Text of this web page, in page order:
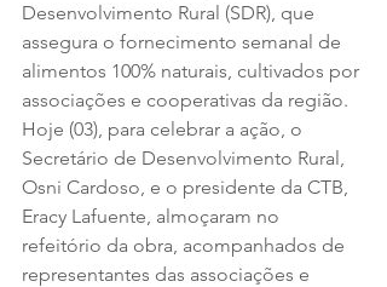
Desenvolvimento Rural (SDR), que
assegura o fornecimento semanal de
alimentos 100% naturais, cultivados por
associações e cooperativas da região.
Hoje (03), para celebrar a ação, o
Secretário de Desenvolvimento Rural,
Osni Cardoso, e o presidente da CTB,
Eracy Lafuente, almoçaram no
refeitório da obra, acompanhados de
representantes das associações e